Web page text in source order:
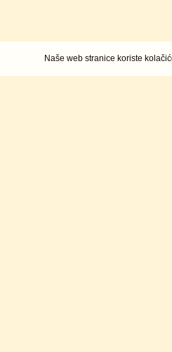
Naše web stranice koriste